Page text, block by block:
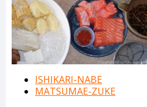
ISHIKARI-NABE
MATSUMAE-ZUKE